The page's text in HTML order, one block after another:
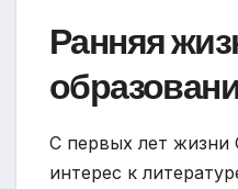
Ранняя
С первых лет жизни
интерес к